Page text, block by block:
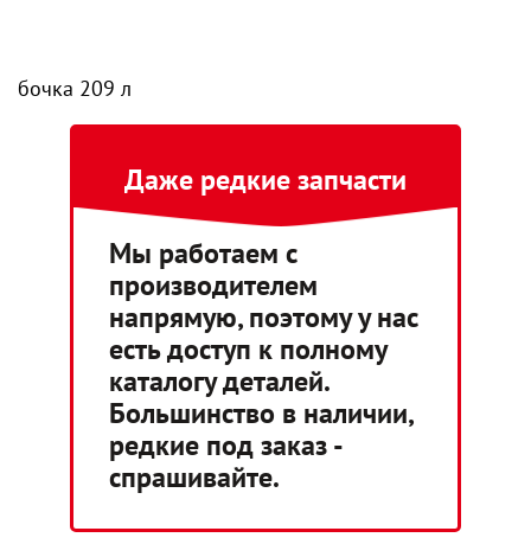
бочка 209 л
Даже редкие запчасти
Мы работаем с
производителем
напрямую, поэтому у нас
есть доступ к полному
каталогу деталей.
Большинство в наличии,
редкие под заказ -
спрашивайте.